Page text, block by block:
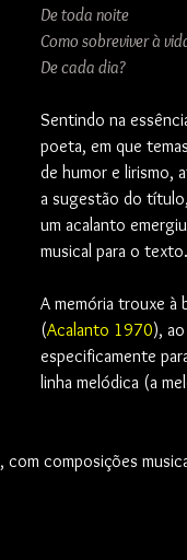
De toda noite
Como sobreviver à
De cada dia?
Sentindo na
poeta, em que
de humor e lirismo,
a sugestão do
um acalanto
musical para o texto.
A memória trouxe à
(Acalanto 1970),
especificamente
linha melódica (a
, com composições